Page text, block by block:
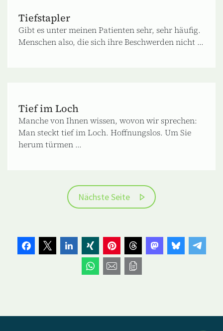
Tiefstapler
Gibt es unter meinen Patienten sehr, sehr häufig.
Menschen also, die sich ihre Beschwerden nicht ...
Tief im Loch
Manche von Ihnen wissen, wovon wir sprechen:
Man steckt tief im Loch. Hoffnungslos. Um Sie
herum türmen ...
Nächste Seite